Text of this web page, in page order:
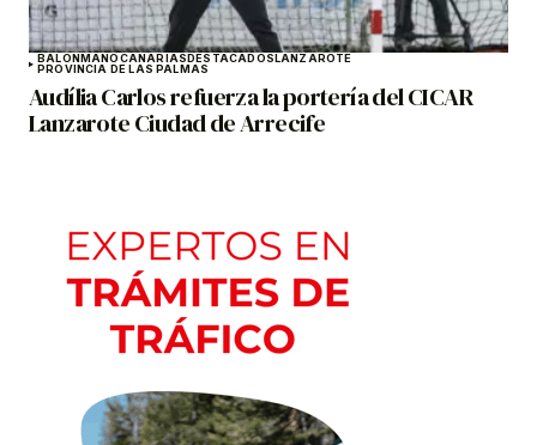
BALONMANOCANARIASDESTACADOSLANZAROTE
PROVINCIA DE LAS PALMAS
Audília Carlos refuerza la portería del CICAR
Lanzarote Ciudad de Arrecife